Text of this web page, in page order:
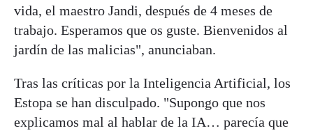
vida, el maestro Jandi, después de 4 meses de
trabajo. Esperamos que os guste. Bienvenidos al
jardín de las malicias", anunciaban.
Tras las críticas por la Inteligencia Artificial, los
Estopa se han disculpado. "Supongo que nos
explicamos mal al hablar de la IA… parecía que